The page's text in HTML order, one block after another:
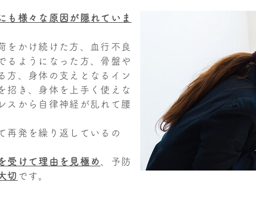
も様々な原因が隠れていま
をかけ続けた方、血行不良
るようになった方、骨盤や
方、身体の支えとなるイン
招き、身体を上手く使えな
スから自律神経が乱れて腰
再発を繰り返しているの
受けて理由を見極め、予防
切 です。